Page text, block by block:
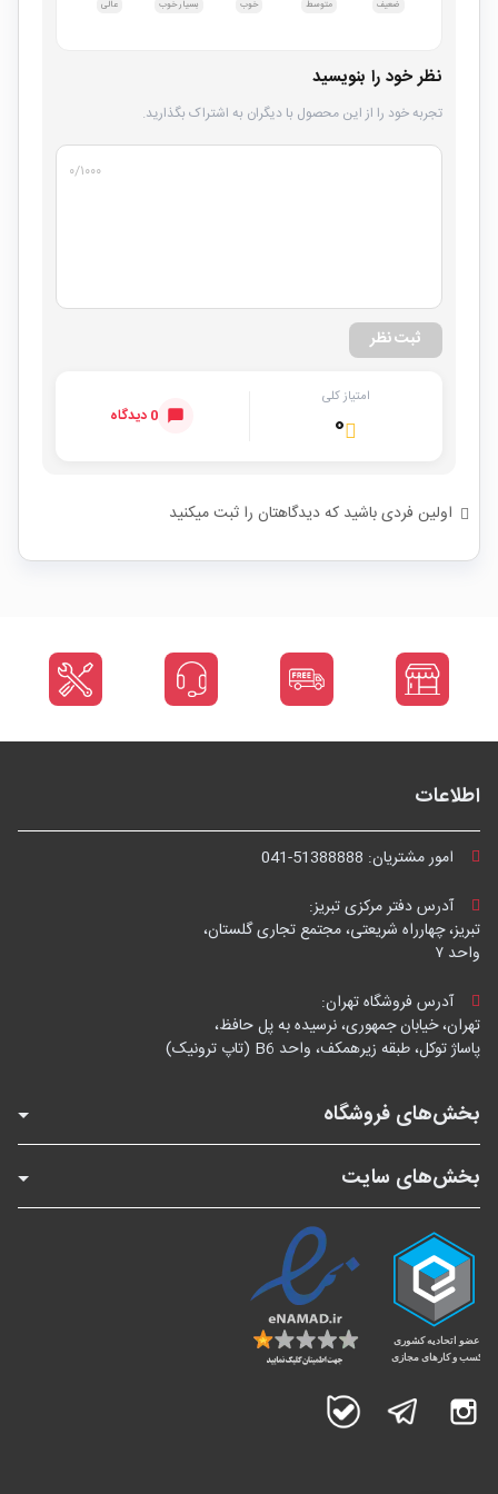
ضعیف متوسط خوب بسیار خوب عالی
نظر خود را بنویسید
تجربه خود را از این محصول با دیگران به اشتراک بگذارید.
۰/۱۰۰۰
ثبت نظر
امتیاز کلی
۰ 0 دیدگاه
اولین فردی باشید که دیدگاهتان را ثبت میکنید
اطلاعات
امور مشتریان: 041-51388888
آدرس دفتر مرکزی تبریز:
تبریز، چهارراه شریعتی، مجتمع تجاری گلستان،
واحد ۷
آدرس فروشگاه تهران:
تهران، خیابان جمهوری، نرسیده به پل حافظ،
پاساژ توکل، طبقه زیرهمکف، واحد B6 (تاپ ترونیک)
بخش‌های فروشگاه
بخش‌های سایت
اینستاگرام تلگرام